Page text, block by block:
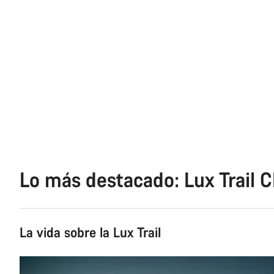
Lo más destacado: Lux Trail
La vida sobre la Lux Trail